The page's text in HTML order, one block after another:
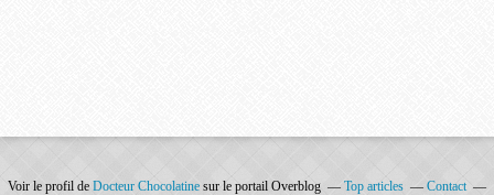
Voir le profil de Docteur Chocolatine sur le portail Overblog Top articles Contact